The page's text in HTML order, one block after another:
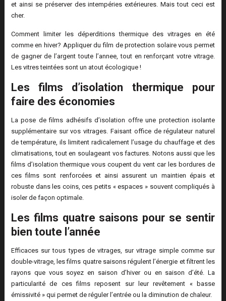
et ainsi se préserver des intempéries extérieures. Mais tout ceci est
cher.
Comment limiter les déperditions thermique des vitrages en été
comme en hiver? Appliquer du film de protection solaire vous permet
de gagner de l’argent toute l’annee, tout en renforçant votre vitrage.
Les vitres teintées sont un atout écologique !
Les films d’isolation thermique pour
faire des économies
La pose de films adhésifs d’isolation offre une protection isolante
supplémentaire sur vos vitrages. Faisant office de régulateur naturel
de température, ils limitent radicalement l’usage du chauffage et des
climatisations, tout en soulageant vos factures. Notons aussi que les
films d’isolation thermique vous coupent du vent car les bordures de
ces films sont renforcées et ainsi assurent un maintien épais et
robuste dans les coins, ces petits « espaces » souvent compliqués à
isoler de façon optimale.
Les films quatre saisons pour se sentir
bien toute l’année
Efficaces sur tous types de vitrages, sur vitrage simple comme sur
double-vitrage, les films quatre saisons régulent l’énergie et filtrent les
rayons que vous soyez en saison d’hiver ou en saison d’été. La
particularité de ces films reposent sur leur revêtement « basse
émissivité » qui permet de réguler l’entrée ou la diminution de chaleur.